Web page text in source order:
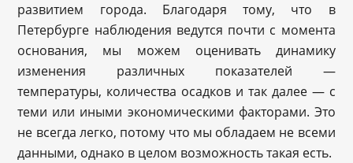
развитием города. Благодаря тому, что в
Петербурге наблюдения ведутся почти с момента
основания, мы можем оценивать динамику
изменения различных показателей —
температуры, количества осадков и так далее — с
теми или иными экономическими факторами. Это
не всегда легко, потому что мы обладаем не всеми
данными, однако в целом возможность такая есть.